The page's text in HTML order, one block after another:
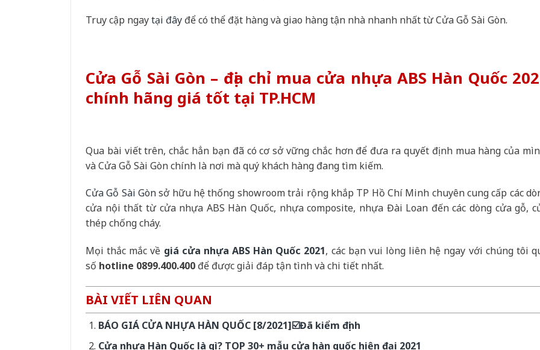
Truy cập ngaytại đây để có thể đặt hàng và giao hàng tận nhà nhanh nhất từ Cửa Gỗ Sài Gòn.
Cửa Gỗ Sài Gòn – địa chỉ mua cửa nhựa ABS Hàn Quốc
chính hãng giá tốt tại TP.HCM
Qua bài viết trên, chắc hẳn bạn đã có cơ sở vững chắc hơn để đưa ra quyết định mua hàng của
và Cửa Gỗ Sài Gòn chính là nơi mà quý khách hàng đang tìm kiếm.
Cửa Gỗ Sài Gònsở hữu hệ thống showroom trải rộng khắp TP Hồ Chí Minh chuyên cung cấp các
cửa nội thất từ cửa nhựa ABS Hàn Quốc, nhựa composite, nhựa Đài Loan đến các dòng cửa gỗ,
thép chống cháy.
Mọi thắc mắc về giá cửa nhựa ABS Hàn Quốc 2021, các bạn vui lòng liên hệ ngay với chúng tôi
số hotline 0899.400.400 để được giải đáp tận tình và chi tiết nhất.
BÀI VIẾT LIÊN QUAN
BÁO GIÁ CỬA NHỰA HÀN QUỐC [8/2021]☑️Đã kiểm định
Cửa nhựa Hàn Quốc là gì? TOP 30+ mẫu cửa hàn quốc hiện đại 2021